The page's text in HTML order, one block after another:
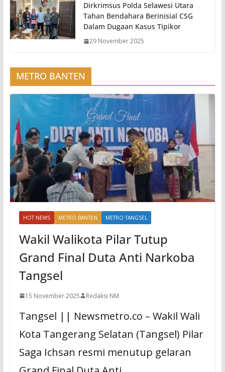
Dirkrimsus Polda Selawesi Utara
Tahan Bendahara Berinisial CSG
Dalam Dugaan Kasus Tipikor
29 November 2025
METRO BANTEN
HOT NEWS METRO BANTEN METRO TANGSEL
Wakil Walikota Pilar Tutup
Grand Final Duta Anti Narkoba
Tangsel
15 November 2025 Redaksi NM
Tangsel || Newsmetro.co – Wakil Wali
Kota Tangerang Selatan (Tangsel) Pilar
Saga Ichsan resmi menutup gelaran